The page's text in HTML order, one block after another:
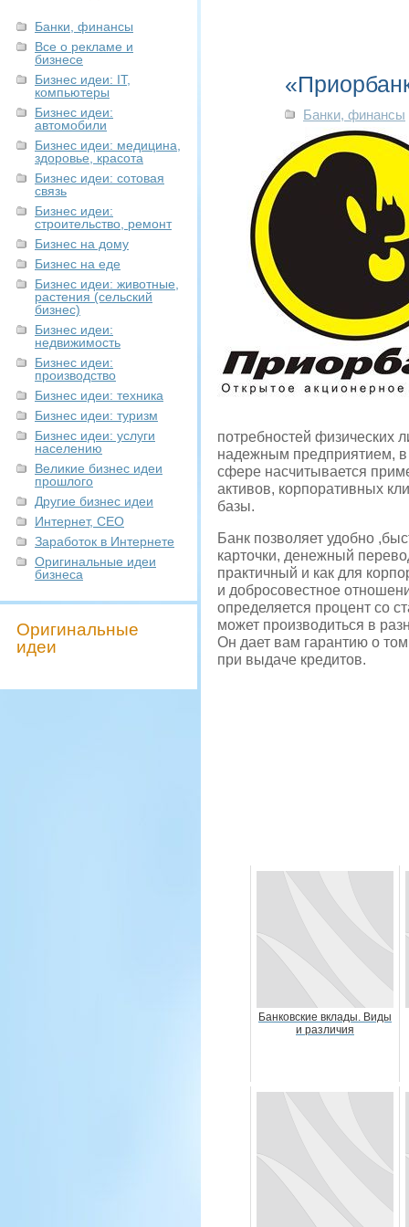
Банки, финансы
Все о рекламе и
бизнесе
Бизнес идеи: IT,
компьютеры
Бизнес идеи:
автомобили
Бизнес идеи: медицина,
здоровье, красота
Бизнес идеи: сотовая
связь
Бизнес идеи:
строительство, ремонт
Бизнес на дому
Бизнес на еде
Бизнес идеи: животные,
растения (сельский
бизнес)
Бизнес идеи:
недвижимость
Бизнес идеи:
производство
Бизнес идеи: техника
Бизнес идеи: туризм
Бизнес идеи: услуги
населению
Великие бизнес идеи
прошлого
Другие бизнес идеи
Интернет, СЕО
Заработок в Интернете
Оригинальные идеи
бизнеса
Оригинальные
идеи
Банки, финансы
потребностей физических
надежным предприятием, в
сфере насчитывается
активов, корпоративных
базы.
Банк позволяет удобно
карточки, денежный
практичный и как для
и добросовестное
определяется процент со
может производиться в
Он дает вам гарантию о
при выдаче кредитов.
Банковские вклады. Виды
и различия